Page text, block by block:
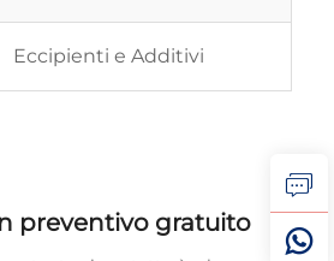
Eccipienti e Additivi
preventivo gratuito